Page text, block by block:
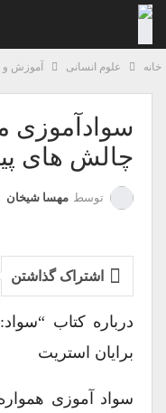
علوم انسانی آموزش و
سوادآموزی
چالش های
توسطمهسا شیخان
اشتراک گذاشتن
درباره کتاب
برایان استریت
سواد آموزی